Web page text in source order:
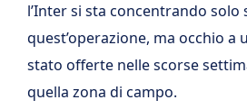
l’Inter si sta concentrando solo
quest’operazione, ma occhio a
stato offerte nelle scorse
quella zona di campo.